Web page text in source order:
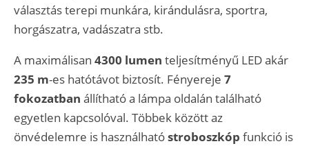
választás terepi munkára, kirándulásra, sportra,
horgászatra, vadászatra stb.
A maximálisan 4300 lumen teljesítményű LED akár
235 m-es hatótávot biztosít. Fényereje 7
fokozatban állítható a lámpa oldalán található
egyetlen kapcsolóval. Többek között az
önvédelemre is használhatóstroboszkóp funkció is